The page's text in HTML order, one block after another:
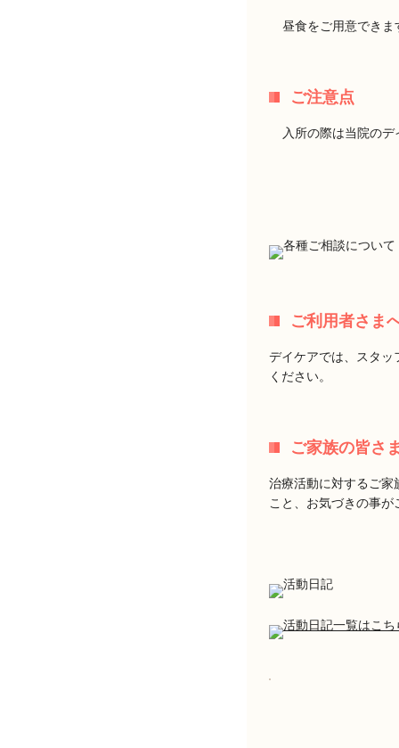
昼食をご用意できま
ご注意点
入所の際は当院の
ご利用者さま
デイケアでは、スタッ
ください。
ご家族の皆さ
治療活動に対するご家
こと、お気づきの事